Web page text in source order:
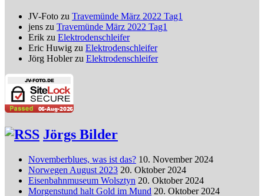
JV-Foto zu Travemünde März 2022 Tag1
jens zu Travemünde März 2022 Tag1
Erik zu Elektrodenschleifer
Eric Huwig zu Elektrodenschleifer
Jörg Hoblerzu Elektrodenschleifer
Jörgs Bilder
Novemberblues, was ist das? 10. November 2024
Norwegen August 2023 20. Oktober 2024
Eisenbahnmuseum Wolsztyn 20. Oktober 2024
Morgenstund halt Gold im Mund 20. Oktober 2024